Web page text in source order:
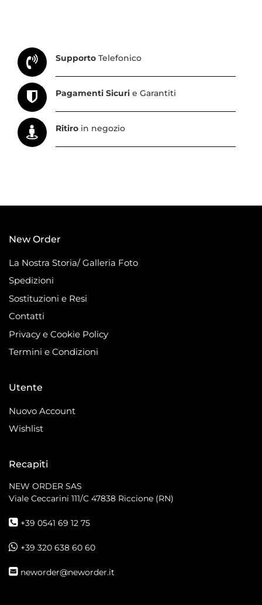
Supporto Telefonico
Pagamenti Sicuri e Garantiti
Ritiro in negozio
New Order
La Nostra Storia/ Galleria Foto
Spedizioni
Sostituzioni e Resi
Contatti
Privacy e Cookie Policy
Termini e Condizioni
Utente
Nuovo Account
Wishlist
Recapiti
NEW ORDER SAS
Viale Ceccarini 111/C 47838 Riccione (RN)
+39 0541 69 12 75
+39 320 638 60 60
neworder@neworder.it